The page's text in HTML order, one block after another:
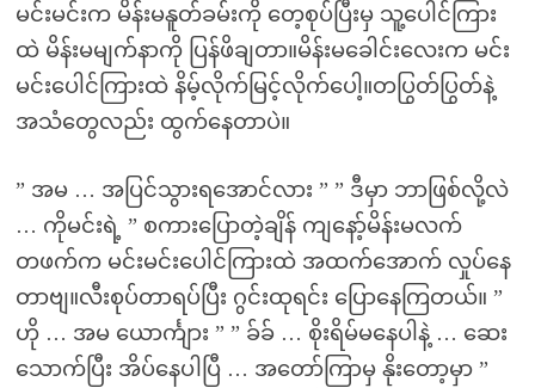
မင်းမင်းက မိန်းမနူတ်ခမ်းကို တေ့စုပ်ပြီးမှ သူ့ပေါင်ကြား
ထဲ မိန်းမမျက်နာကို ပြန်ဖိချတာ။မိန်းမခေါင်းလေးက မင်း
မင်းပေါင်ကြားထဲ နိမ့်လိုက်မြင့်လိုက်ပေါ့။တပြွတ်ပြွတ်နဲ့
အသံတွေလည်း ထွက်နေတာပဲ။
” အမ … အပြင်သွားရအောင်လား ” ” ဒီမှာ ဘာဖြစ်လို့လဲ
… ကိုမင်းရဲ့ ” စကားပြောတဲ့ချိန် ကျနော့်မိန်းမလက်
တဖက်က မင်းမင်းပေါင်ကြားထဲ အထက်အောက် လှုပ်နေ
တာဗျ။လီးစုပ်တာရပ်ပြီး ဂွင်းထုရင်း ပြောနေကြတယ်။ ”
ဟို … အမ ယောင်္ကျား ” ” ခ်ခ် … စိုးရိမ်မနေပါနဲ့ … ဆေး
သောက်ပြီး အိပ်နေပါပြီ … အတော်ကြာမှ နိုးတော့မှာ ”